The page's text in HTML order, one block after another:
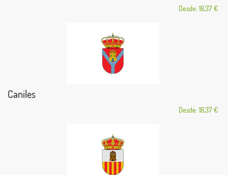
Desde: 18,37 €
Caniles
Desde: 18,37 €